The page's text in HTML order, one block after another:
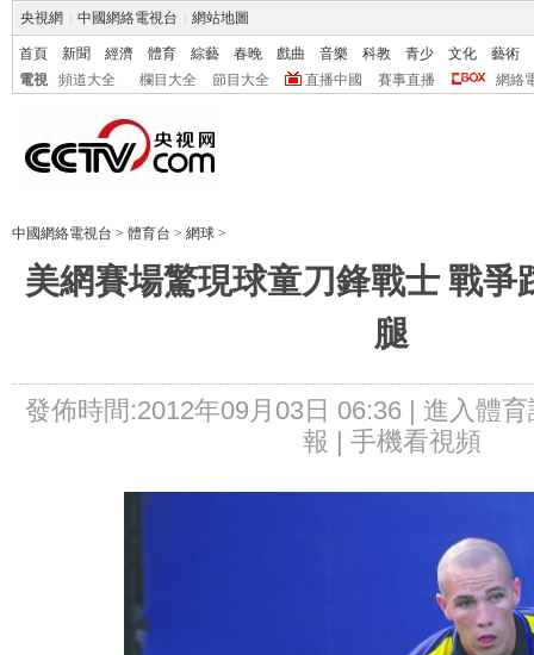
央視網 中國網絡電視台 網站地圖
首頁 新聞 經濟 體育 綜藝 春晚 戲曲 音樂 科教 青少 文化
藝術
電視
頻道大全 欄目大全 節目大全 直播中國 賽事直播 網絡
中國網絡電視台 > 體育台 > 網球 >
美網賽場驚現球童刀鋒戰士 戰爭
腿
發佈時間:2012年09月03日 06:36 | 進入體
報 | 手機看視頻